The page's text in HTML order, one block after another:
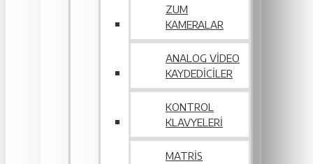
ZUM
KAMERALAR
ANALOG VIDEO
KAYDEDICILER
KONTROL
KLAVYELERI
MATRIS